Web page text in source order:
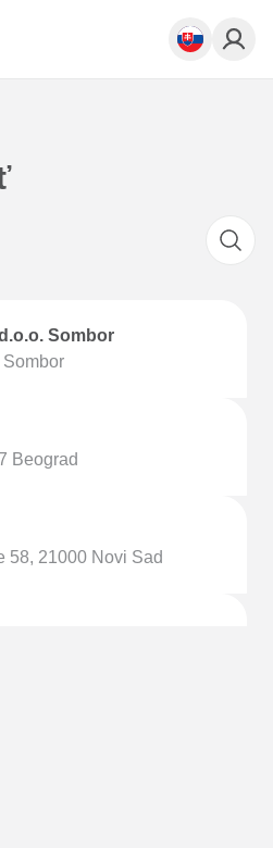
Sombor
Beograd
58, 21000 Novi Sad